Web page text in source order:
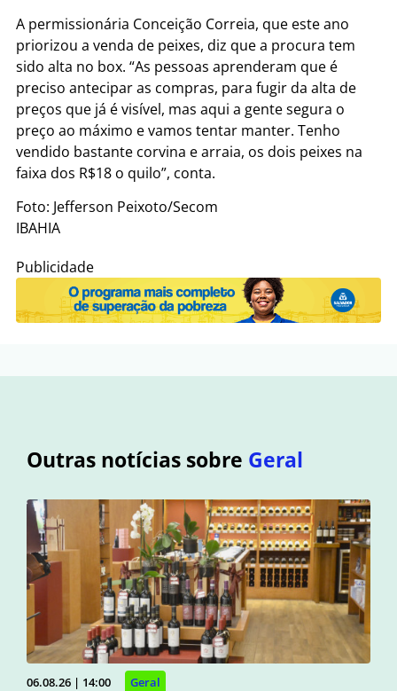
A permissionária Conceição Correia, que este ano
priorizou a venda de peixes, diz que a procura tem
sido alta no box. “As pessoas aprenderam que é
preciso antecipar as compras, para fugir da alta de
preços que já é visível, mas aqui a gente segura o
preço ao máximo e vamos tentar manter. Tenho
vendido bastante corvina e arraia, os dois peixes na
faixa dos R$18 o quilo”, conta.
Foto: Jefferson Peixoto/Secom
IBAHIA
Publicidade
Outras notícias sobre Geral
06.08.26 | 14:00 Geral